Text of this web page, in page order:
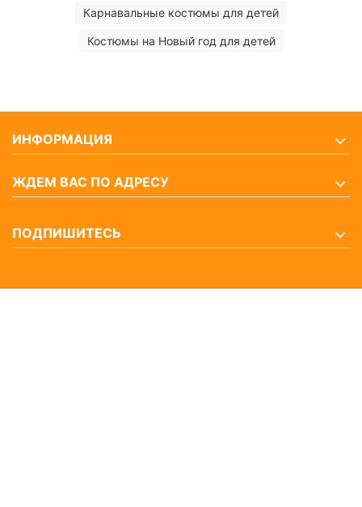
Карнавальные костюмы для детей
Костюмы на Новый год для детей
ИНФОРМАЦИЯ
ЖДЕМ ВАС ПО АДРЕСУ
ПОДПИШИТЕСЬ